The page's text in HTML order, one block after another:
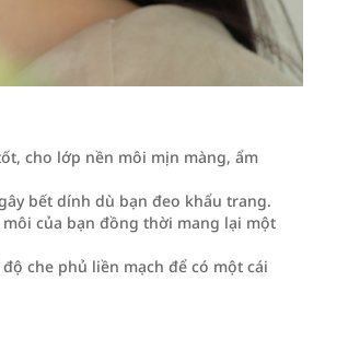
cho lớp nền môi mịn màng, ẩm
bết dính dù bạn đeo khẩu trang.
của bạn đồng thời mang lại một
che phủ liền mạch để có một cái